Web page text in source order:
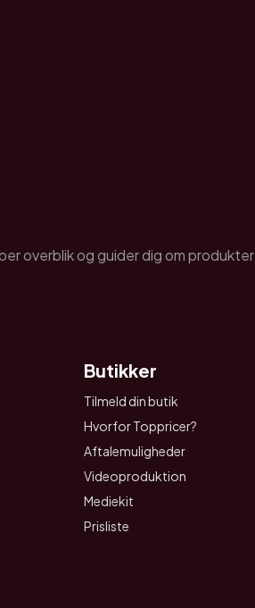
Butikker
Tilmeld din butik
Hvorfor Toppricer?
Aftalemuligheder
Videoproduktion
Mediekit
Prisliste